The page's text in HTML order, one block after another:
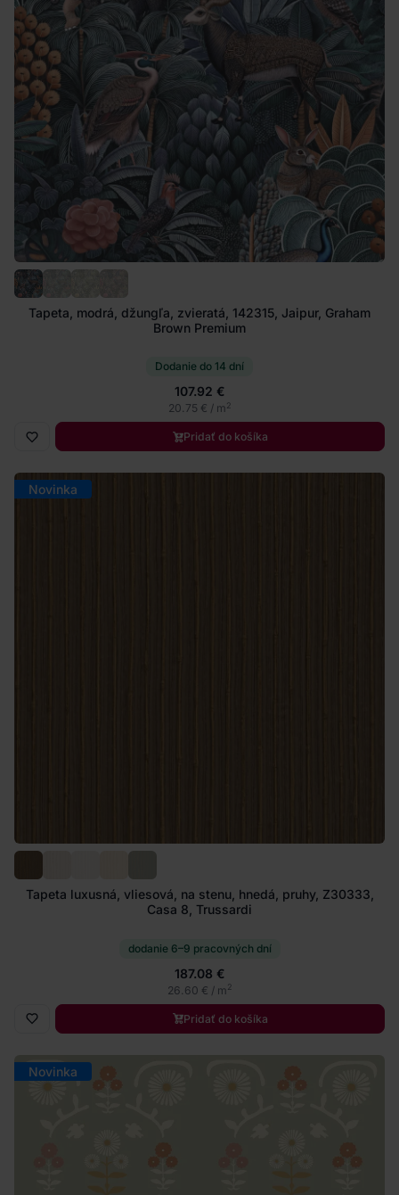
Tapeta, modrá, džungľa, zvieratá, 142315, Jaipur, Graham
Brown Premium
Dodanie do 14 dní
107.92 €
20.75 € / m2
Pridať do košíka
Novinka
Tapeta luxusná, vliesová, na stenu, hnedá, pruhy, Z30333,
Casa 8, Trussardi
dodanie 6–9 pracovných dní
187.08 €
26.60 € / m2
Pridať do košíka
Novinka